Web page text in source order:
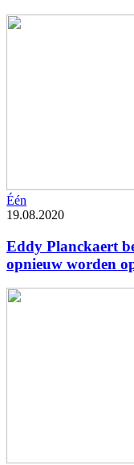
Één
19.08.2020
Eddy Planckaert
opnieuw worden